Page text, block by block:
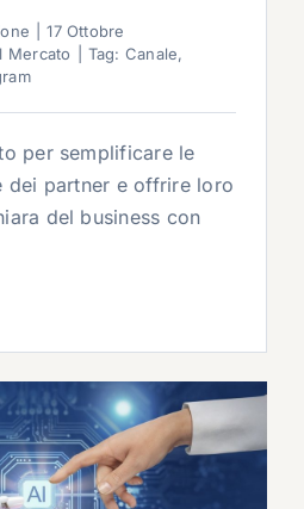
17 Ottobre
Mercato Tag: Canale,
per semplificare le
dei partner e offrire loro
del business con